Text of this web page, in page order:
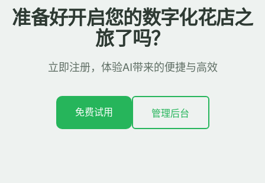
准备好开启您的数字化花店之
旅了吗？
立即注册，体验AI带来的便捷与高效
免费试用 管理后台